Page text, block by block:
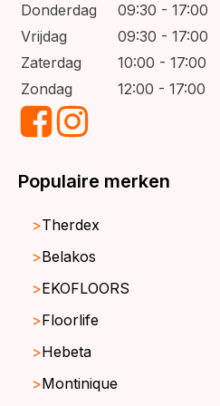
Donderdag
09:30 - 17:00
Vrijdag
09:30 - 17:00
Zaterdag
10:00 - 17:00
Zondag
12:00 - 17:00
Populaire merken
Therdex
Belakos
EKOFLOORS
Floorlife
Hebeta
Montinique